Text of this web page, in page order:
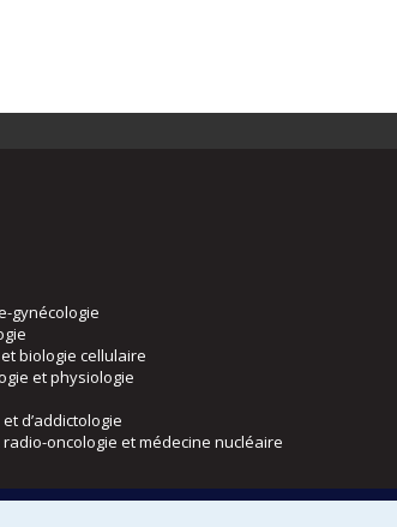
gynécologie
biologie cellulaire
et physiologie
d’addictologie
radio-oncologie et médecine nucléaire